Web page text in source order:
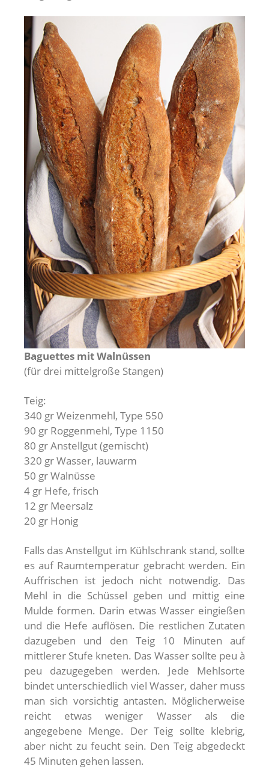
Baguettes mit Walnüssen
(für drei mittelgroße Stangen)
Teig:
340 gr Weizenmehl, Type 550
90 gr Roggenmehl, Type 1150
80 gr Anstellgut (gemischt)
320 gr Wasser, lauwarm
50 gr Walnüsse
4 gr Hefe, frisch
12 gr Meersalz
20 gr Honig
Falls das Anstellgut im Kühlschrank stand, sollte
es auf Raumtemperatur gebracht werden. Ein
Auffrischen ist jedoch nicht notwendig. Das
Mehl in die Schüssel geben und mittig eine
Mulde formen. Darin etwas Wasser eingießen
und die Hefe auflösen. Die restlichen Zutaten
dazugeben und den Teig 10 Minuten auf
mittlerer Stufe kneten. Das Wasser sollte peu à
peu dazugegeben werden. Jede Mehlsorte
bindet unterschiedlich viel Wasser, daher muss
man sich vorsichtig antasten. Möglicherweise
reicht etwas weniger Wasser als die
angegebene Menge. Der Teig sollte klebrig,
aber nicht zu feucht sein. Den Teig abgedeckt
45 Minuten gehen lassen.